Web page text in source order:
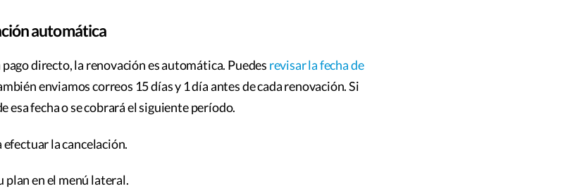
automática
directo, la renovación es automática. Puedes revisar la fecha de
enviamos correos 15 días y 1 día antes de cada renovación. Si
esa fecha o se cobrará el siguiente período.
la cancelación.
plan en el menú lateral.